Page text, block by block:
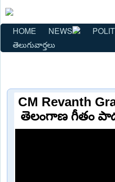
HOME NEWS
తెలుగువార్తలు
CM Revanth
తెలంగాణ గీతం